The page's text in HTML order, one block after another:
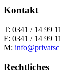
Kontakt
T: 0341 / 14 99
F: 0341 / 14 99
M:
Rechtliches